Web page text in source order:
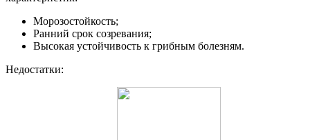
Морозостойкость;
Ранний срок созревания;
Высокая устойчивость к грибным болезням.
Недостатки: